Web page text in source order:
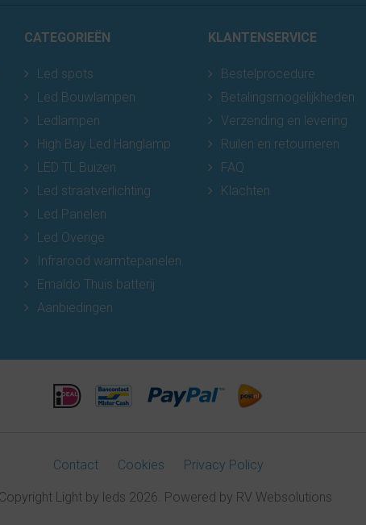
CATEGORIEËN
Led spots
Led Bouwlampen
Ledlampen
High Bay Led Hanglamp
LED TL Buizen
Led straatverlichting
Led Panelen
Led Overige
Infrarood warmtepanelen
Emaldo Thuis batterij
Aanbiedingen
KLANTENSERVICE
Bestelprocedure
Betalingsmogelijkheden
Verzending en levering
Ruilen en retourneren
FAQ
Klachten
Contact Cookies Privacy Policy
Light by leds 2026. Powered by RV Websolutions